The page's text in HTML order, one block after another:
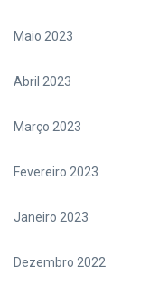
Maio 2023
Abril 2023
Março 2023
Fevereiro 2023
Janeiro 2023
Dezembro 2022